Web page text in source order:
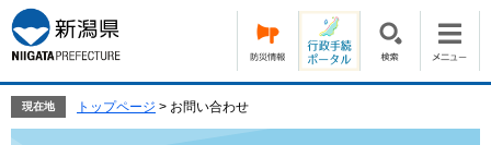
ー
ジ
の
頭
ニ
ュ
ー
飛
現在地 トップページ > お問い合わせ